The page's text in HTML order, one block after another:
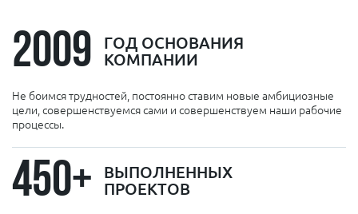
2009
ГОД ОСНОВАНИЯ
КОМПАНИИ
Не боимся трудностей, постоянно ставим новые амбициозные
цели, совершенствуемся сами и совершенствуем наши рабочие
процессы.
450+
ВЫПОЛНЕННЫХ
ПРОЕКТОВ